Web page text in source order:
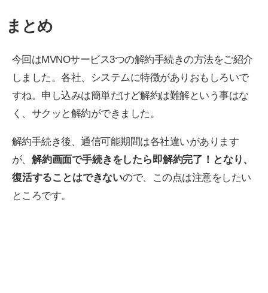
まとめ
今回はMVNOサービス3つの解約手続きの方法をご紹介
しました。各社、システムに特徴がありおもしろいで
すね。申し込みは簡単だけど解約は難解という事はな
く、サクッと解約ができました。
解約手続き後、通信可能期間は各社違いがあります
が、 解約画面で手続きをしたら即解約完了！となり、
復活することはできないので、この点は注意をしたい
ところです。